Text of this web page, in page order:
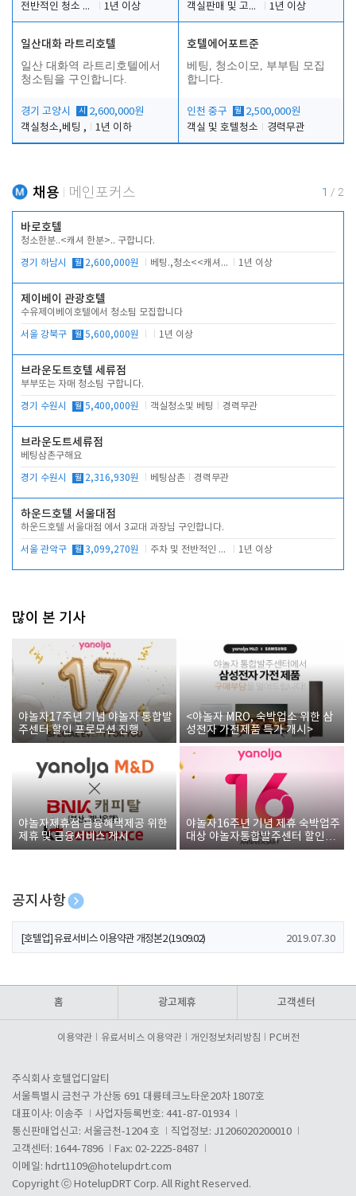
전반적인 청소 업무(객실청소.객실정리)
1년 이상
객실판매 및 고객응대
1년 이상
일산대화 라트리호텔
일산 대화역 라트리호텔에서
청소팀을 구인합니다.
경기 고양시 시
2,600,000원
객실청소,베팅 ,
1년 이하
호텔에어포트준
베팅, 청소이모, 부부팀 모집
합니다.
인천 중구 월 2,500,000원
객실 및 호텔청소
경력무관
채용 메인포커스 1 / 2
바로호텔
청소한분..<캐셔 한분>.. 구합니다.
경기 하남시 월 2,600,000원 베팅.,청소<<캐셔 모셔봅니다. 1년 이상
제이베이 관광호텔
수유제이베이호텔에서 청소팀 모집합니다
서울 강북구 월 5,600,000원 1년 이상
브라운도트호텔 세류점
부부또는 자매 청소팀 구합니다.
경기 수원시 월 5,400,000원 객실청소및 베팅 경력무관
브라운도트세류점
베팅삼촌구해요
경기 수원시 월 2,316,930원 베팅삼촌 경력무관
하운드호텔 서울대점
하운드호텔 서울대점 에서 3교대 과장님 구인합니다.
서울 관악구 월 3,099,270원 주차 및 전반적인 당번업무 1년 이상
많이 본 기사
야놀자17주년 기념 야놀자 통합발
주센터 할인 프로모션 진행
<야놀자 MRO, 숙박업소 위한 삼
성전자 가전제품 특가 개시>
야놀자제휴점 금융혜택제공 위한
제휴 및 금융서비스 게시
야놀자16주년 기념 제휴 숙박업주
대상 야놀자통합발주센터 할인쿠
폰 증정
공지사항
[호텔업] 개인정보 처리방침 개정본1 (19.09.02)
[호텔업] 유료서비스 이용약관 개정본2 (19.09.02) 2019.07.30
홈 광고제휴 고객센터
이용약관 유료서비스 이용약관 개인정보처리방침 PC버전
주식회사 호텔업디알티
서울특별시 금천구 가산동 691 대륭테크노타운20차 1807호
대표이사: 이송주
사업자등록번호: 441-87-01934
통신판매업신고: 서울금천-1204 호
직업정보: J1206020200010
고객센터: 1644-7896
Fax: 02-2225-8487
이메일: hdrt1109@hotelupdrt.com
Copyright ⓒ HotelupDRT Corp. All Right Reserved.